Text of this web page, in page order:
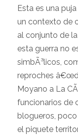
Esta es una
un contexto de
al conjunto de
esta guerra no
simbÃ³licos,
reproches
Moyano a La
funcionarios de
blogueros,
el piquete